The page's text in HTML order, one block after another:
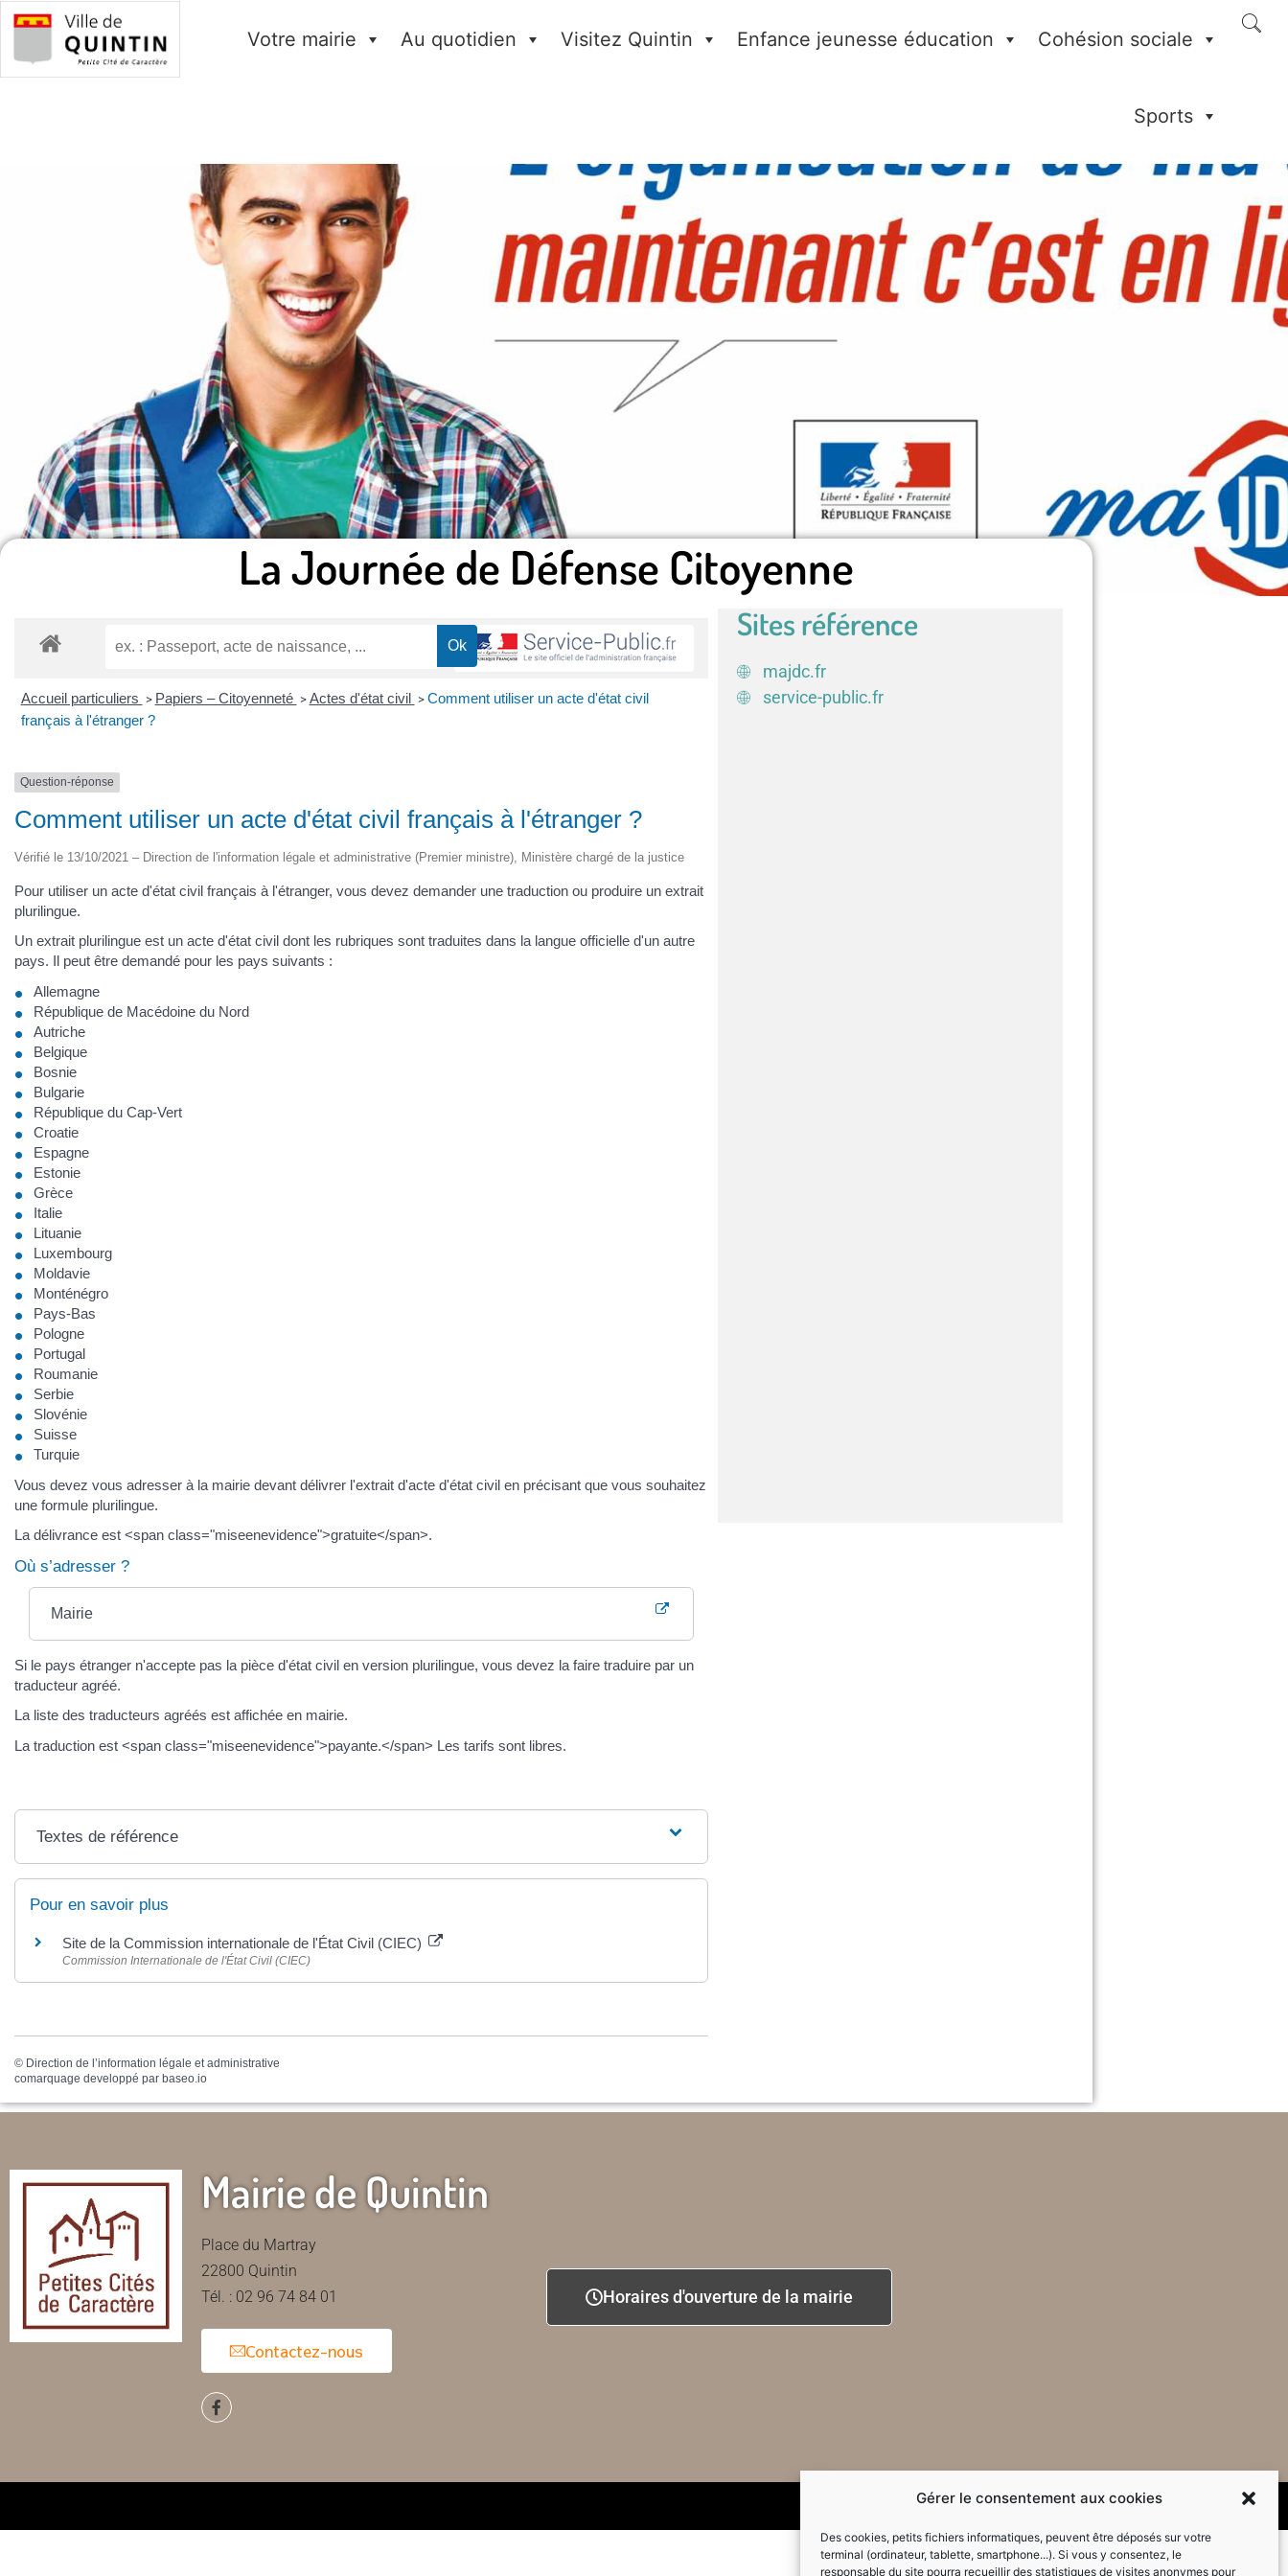
Gérer le consentement aux cookies
Des cookies, petits fichiers informatiques, peuvent être déposés sur votre
terminal (ordinateur, tablette, smartphone...). Si vous y consentez, le
responsable du site pourra recueillir des statistiques de visites anonymes pour
Votre mairie Au quotidien Visitez Quintin Enfance jeunesse éducation Cohésion sociale
Sports
La Journée de Défense Citoyenne
Accueil particuliers > Papiers – Citoyenneté > Actes d'état civil > Comment utiliser un acte d'état civil
français à l'étranger ?
Question-réponse
Comment utiliser un acte d'état civil français à l'étranger ?
Vérifié le 13/10/2021 – Direction de l'information légale et administrative (Premier ministre), Ministère chargé de la justice
Pour utiliser un acte d'état civil français à l'étranger, vous devez demander une traduction ou produire un extrait
plurilingue.
Un extrait plurilingue est un acte d'état civil dont les rubriques sont traduites dans la langue officielle d'un autre
pays. Il peut être demandé pour les pays suivants :
Allemagne
République de Macédoine du Nord
Autriche
Belgique
Bosnie
Bulgarie
République du Cap-Vert
Croatie
Espagne
Estonie
Grèce
Italie
Lituanie
Luxembourg
Moldavie
Monténégro
Pays-Bas
Pologne
Portugal
Roumanie
Serbie
Slovénie
Suisse
Turquie
Vous devez vous adresser à la mairie devant délivrer l'extrait d'acte d'état civil en précisant que vous souhaitez
une formule plurilingue.
La délivrance est <span class="miseenevidence">gratuite</span>.
Où s’adresser ?
Mairie
Si le pays étranger n'accepte pas la pièce d'état civil en version plurilingue, vous devez la faire traduire par un
traducteur agréé.
La liste des traducteurs agréés est affichée en mairie.
La traduction est <span class="miseenevidence">payante.</span> Les tarifs sont libres.
Textes de référence
Pour en savoir plus
Site de la Commission internationale de l'État Civil (CIEC)
Commission Internationale de l'État Civil (CIEC)
© Direction de l’information légale et administrative
comarquage developpé par baseo.io
Sites référence
majdc.fr
service-public.fr
Mairie de Quintin
Place du Martray
22800 Quintin
Tél. : 02 96 74 84 01
Contactez-nous
Horaires d'ouverture de la mairie